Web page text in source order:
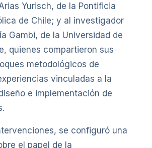
Yurisch, de la Pontificia
de Chile; y al investigador
Gambi, de la Universidad de
quienes compartieron sus
metodológicos de
vinculadas a la
e implementación de
se configuró una
el papel de la